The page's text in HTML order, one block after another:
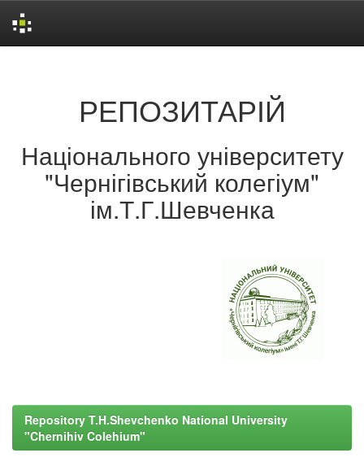
РЕПОЗИТАРІЙ
Національного університету
"Чернігівський колегіум"
ім.Т.Г.Шевченка
Repository T.H.Shevchenko National University
"Chernihiv Colehium"